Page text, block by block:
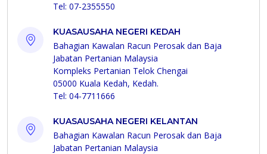
Tel: 07-2355550
KUASAUSAHA NEGERI KEDAH
Bahagian Kawalan Racun Perosak dan Baja
Jabatan Pertanian Malaysia
Kompleks Pertanian Telok Chengai
05000 Kuala Kedah, Kedah.
Tel: 04-7711666
KUASAUSAHA NEGERI KELANTAN
Bahagian Kawalan Racun Perosak dan Baja
Jabatan Pertanian Malaysia